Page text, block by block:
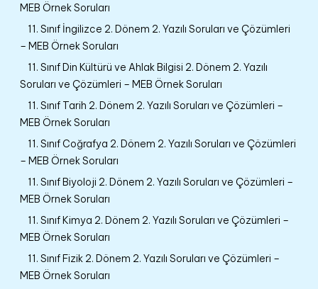
MEB Örnek Soruları
11. Sınıf İngilizce 2. Dönem 2. Yazılı Soruları ve Çözümleri
– MEB Örnek Soruları
11. Sınıf Din Kültürü ve Ahlak Bilgisi 2. Dönem 2. Yazılı
Soruları ve Çözümleri – MEB Örnek Soruları
11. Sınıf Tarih 2. Dönem 2. Yazılı Soruları ve Çözümleri –
MEB Örnek Soruları
11. Sınıf Coğrafya 2. Dönem 2. Yazılı Soruları ve Çözümleri
– MEB Örnek Soruları
11. Sınıf Biyoloji 2. Dönem 2. Yazılı Soruları ve Çözümleri –
MEB Örnek Soruları
11. Sınıf Kimya 2. Dönem 2. Yazılı Soruları ve Çözümleri –
MEB Örnek Soruları
11. Sınıf Fizik 2. Dönem 2. Yazılı Soruları ve Çözümleri –
MEB Örnek Soruları